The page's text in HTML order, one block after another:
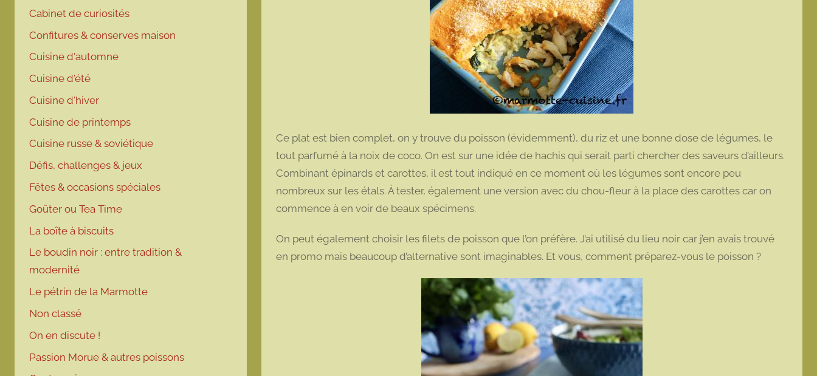
Ce plat est bien complet, on y trouve du poisson (évidemment), du riz et une bonne dose de légumes, le
tout parfumé à la noix de coco. On est sur une idée de hachis qui serait parti chercher des saveurs d’ailleurs.
Combinant épinards et carottes, il est tout indiqué en ce moment où les légumes sont encore peu
nombreux sur les étals. À tester, également une version avec du chou-fleur à la place des carottes car on
commence à en voir de beaux spécimens.
On peut également choisir les filets de poisson que l’on préfère. J’ai utilisé du lieu noir car j’en avais trouvé
en promo mais beaucoup d’alternative sont imaginables. Et vous, comment préparez-vous le poisson ?
Cabinet de curiosités
Confitures & conserves maison
Cuisine d'automne
Cuisine d'été
Cuisine d'hiver
Cuisine de printemps
Cuisine russe & soviétique
Défis, challenges & jeux
Fêtes & occasions spéciales
Goûter ou Tea Time
La boîte à biscuits
Le boudin noir : entre tradition &
modernité
Le pétrin de la Marmotte
Non classé
On en discute !
Passion Morue & autres poissons